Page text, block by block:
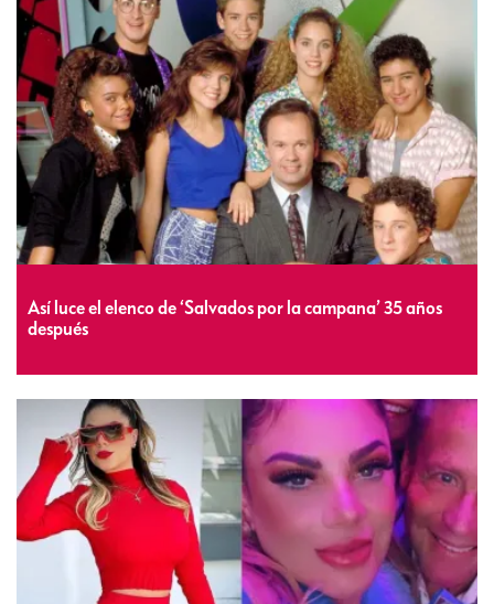
Así luce el elenco de ‘Salvados por la campana’ 35 años
después